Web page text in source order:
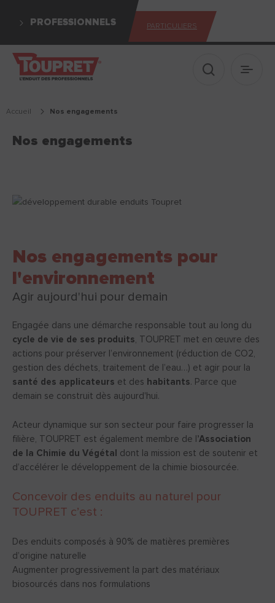
PROFESSIONNELS PARTICULIERS
Afficher le
Accueil nos engagements
Nos engagements
Nos engagements pour
l'environnement
Agir aujourd'hui pour demain
Engagée dans une démarche responsable tout au long du
cycle de vie de ses produits, TOUPRET met en œuvre des
actions pour préserver l’environnement (réduction de CO2,
gestion des déchets, traitement de l’eau…) et agir pour la
santé des applicateurs et des habitants. Parce que
demain se construit dès aujourd'hui.
Acteur dynamique sur son secteur pour faire progresser la
filière, TOUPRET est également membre de l ’Association
de la Chimie du Végétal
dont la mission est de soutenir et
d’accélérer le développement de la chimie biosourcée.
Concevoir des enduits au naturel pour
TOUPRET c’est :
Des enduits composés à 90% de matières premières
d’origine naturelle
Augmenter progressivement la part des matériaux
biosourcés dans nos formulations